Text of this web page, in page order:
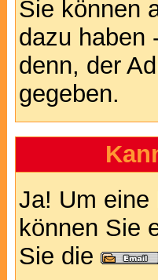
Sie können
dazu haben
denn, der
gegeben.
Ja! Um eine
können Sie
Sie die